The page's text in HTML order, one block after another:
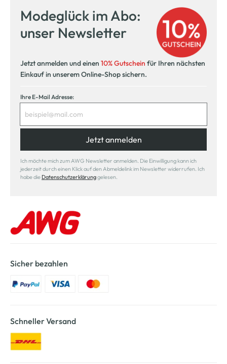
Modeglück im Abo:
unser Newsletter
Jetzt anmelden und einen 10% Gutschein für Ihren nächsten
Einkauf in unserem Online-Shop sichern.
Ihre E-Mail Adresse:
Jetzt anmelden
Ich möchte mich zum AWG Newsletter anmelden. Die Einwilligung kann ich
jederzeit durch einen Klick auf den Abmeldelink im Newsletter widerrufen. Ich
habe die Datenschutzerklärunggelesen.
Sicher bezahlen
Schneller Versand